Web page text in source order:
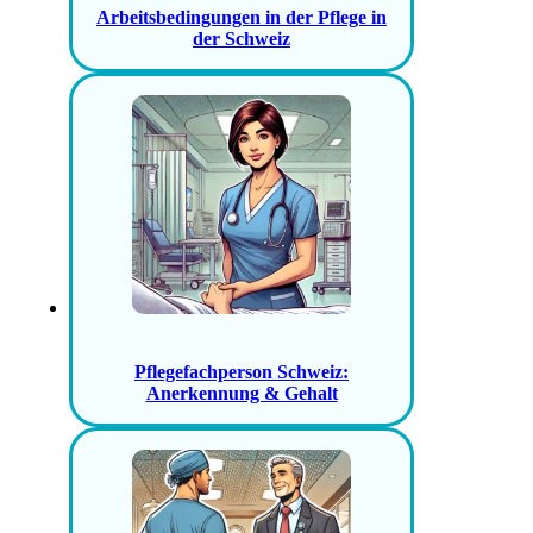
Arbeitsbedingungen in der Pflege in
der Schweiz
Pflegefachperson Schweiz:
Anerkennung & Gehalt